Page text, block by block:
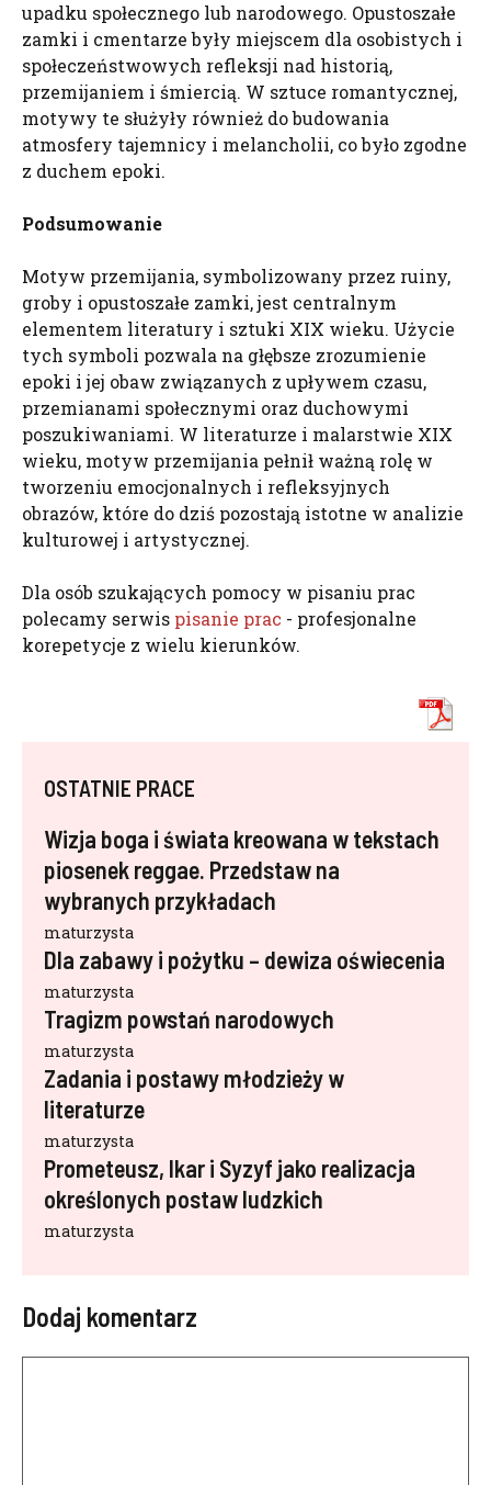
upadku społecznego lub narodowego. Opustoszałe
zamki i cmentarze były miejscem dla osobistych i
społeczeństwowych refleksji nad historią,
przemijaniem i śmiercią. W sztuce romantycznej,
motywy te służyły również do budowania
atmosfery tajemnicy i melancholii, co było zgodne
z duchem epoki.
Podsumowanie
Motyw przemijania, symbolizowany przez ruiny,
groby i opustoszałe zamki, jest centralnym
elementem literatury i sztuki XIX wieku. Użycie
tych symboli pozwala na głębsze zrozumienie
epoki i jej obaw związanych z upływem czasu,
przemianami społecznymi oraz duchowymi
poszukiwaniami. W literaturze i malarstwie XIX
wieku, motyw przemijania pełnił ważną rolę w
tworzeniu emocjonalnych i refleksyjnych
obrazów, które do dziś pozostają istotne w analizie
kulturowej i artystycznej.
Dla osób szukających pomocy w pisaniu prac
polecamy serwis pisanie prac - profesjonalne
korepetycje z wielu kierunków.
OSTATNIE PRACE
Wizja boga i świata kreowana w tekstach
piosenek reggae. Przedstaw na
wybranych przykładach
maturzysta
Dla zabawy i pożytku – dewiza oświecenia
maturzysta
Tragizm powstań narodowych
maturzysta
Zadania i postawy młodzieży w
literaturze
maturzysta
Prometeusz, Ikar i Syzyf jako realizacja
określonych postaw ludzkich
maturzysta
Dodaj komentarz